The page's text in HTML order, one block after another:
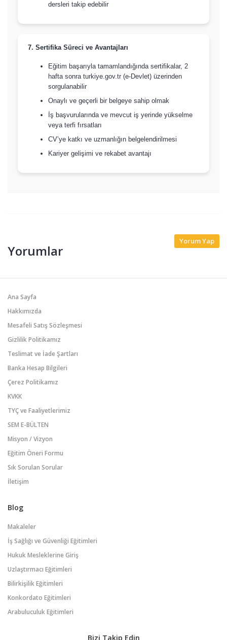
dersleri takip edebilir
7. Sertifika Süreci ve Avantajları
Eğitim başarıyla tamamlandığında sertifikalar, 2
hafta sonra turkiye.gov.tr (e-Devlet) üzerinden
sorgulanabilir
Onaylı ve geçerli bir belgeye sahip olmak
İş başvurularında ve mevcut iş yerinde yükselme
veya terfi fırsatları
CV’ye katkı ve uzmanlığın belgelendirilmesi
Kariyer gelişimi ve rekabet avantajı
Yorumlar
Yorum Yap
Ana Sayfa
Hakkımızda
Mesafeli Satış Sözleşmesi
Gizlilik Politikamız
Teslimat ve İade Şartları
Banka Hesap Bilgileri
Çerez Politikamız
KVKK
TYÇ ve Faaliyetlerimiz
SEM E-BÜLTEN
Misyon / Vizyon
Eğitim Öneri Formu
Sık Sorulan Sorular
İletişim
Blog
Makaleler
İş Sağlığı ve Güvenliği Eğitimleri
Hukuk Mesleklerine Giriş
Uzlaştırmacı Eğitimleri
Bilirkişilik Eğitimleri
Konkordato Eğitimleri
Arabuluculuk Eğitimleri
Bizi Takip Edin